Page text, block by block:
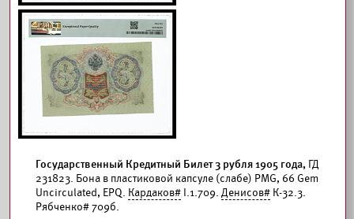
Государственный Кредитный Билет 3 рубля 1905 года, ГД
231823. Бона в пластиковой капсуле (слабе) PMG, 66 Gem
Uncirculated, EPQ. Кардаков# I.1.709. Денисов# К-32.3.
Рябченко# 709б.